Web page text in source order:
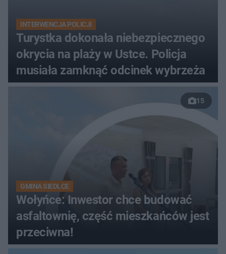
INTERWENCJA POLICJI
Turystka dokonała niebezpiecznego
okrycia na plaży w Ustce. Policja
musiała zamknąć odcinek wybrzeża
15
GMINA SIEDLCE
Wołyńce: Inwestor chce budować
asfaltownię, część mieszkańców jest
przeciwna!